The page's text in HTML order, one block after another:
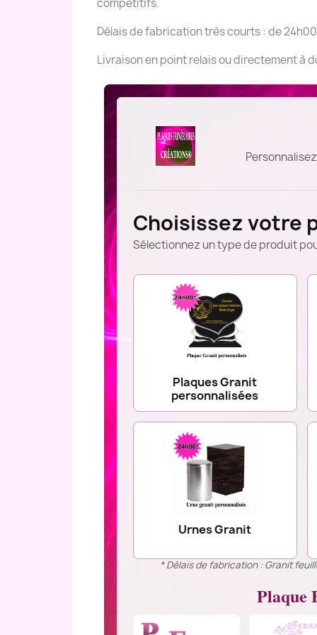
Délais de fabrication très courts : de
Livraison en point relais ou directement à
Choisissez votre
Sélectionnez un type de produit
Plaques Granit
personnalisées
Urnes Granit
* Délais de fabrication : Granit
Plaque